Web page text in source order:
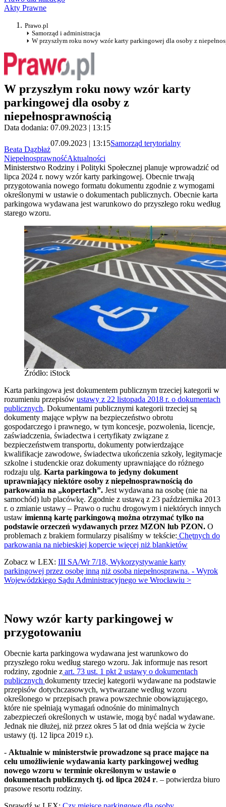
Akty Prawne
Prawo.pl
Samorząd i administracja
W przyszłym roku nowy wzór karty parkingowej dla osoby z
W przyszłym roku nowy wzór karty
parkingowej dla osoby z
niepełnosprawnością
Data dodania: 07.09.2023 | 13:15
Beata Dązbłaż
07.09.2023 | 13:15Samorząd terytorialny
NiepełnosprawnośćAktualności
Ministerstwo Rodziny i Polityki Społecznej planuje wprowadzić od
lipca 2024 r. nowy wzór karty parkingowej. Obecnie trwają
przygotowania nowego formatu dokumentu zgodnie z wymogami
określonymi w ustawie o dokumentach publicznych. Obecnie karta
parkingowa wydawana jest warunkowo do przyszłego roku według
starego wzoru.
Źródło: iStock
Karta parkingowa jest dokumentem publicznym trzeciej kategorii w
rozumieniu przepisów ustawy z 22 listopada 2018 r. o dokumentach
publicznych. Dokumentami publicznymi kategorii trzeciej są
dokumenty mające wpływ na bezpieczeństwo obrotu
gospodarczego i prawnego, w tym koncesje, pozwolenia, licencje,
zaświadczenia, świadectwa i certyfikaty związane z
bezpieczeństwem transportu, dokumenty potwierdzające
kwalifikacje zawodowe, świadectwa ukończenia szkoły, legitymacje
szkolne i studenckie oraz dokumenty uprawniające do różnego
rodzaju ulg. Karta parkingowa to jedyny dokument
uprawniający niektóre osoby z niepełnosprawnością do
parkowania na „kopertach”. Jest wydawana na osobę (nie na
samochód) lub placówkę. Zgodnie z ustawą z 23 października 2013
r. o zmianie ustawy – Prawo o ruchu drogowym i niektórych innych
ustaw imienną kartę parkingową można otrzymać tylko na
podstawie orzeczeń wydawanych przez MZON lub PZON. O
problemach z brakiem formularzy pisaliśmy w tekście: Chętnych do
parkowania na niebieskiej kopercie więcej niż blankietów
Zobacz w LEX: III SA/Wr 7/18, Wykorzystywanie karty
parkingowej przez osobę inną niż osoba niepełnosprawna. - Wyrok
Wojewódzkiego Sądu Administracyjnego we Wrocławiu >
Nowy wzór karty parkingowej w
przygotowaniu
Obecnie karta parkingowa wydawana jest warunkowo do
przyszłego roku według starego wzoru. Jak informuje nas resort
rodziny, zgodnie z art. 73 ust. 1 pkt 2 ustawy o dokumentach
publicznych dokumenty trzeciej kategorii wydawane na podstawie
przepisów dotychczasowych, wytwarzane według wzoru
określonego w przepisach prawa powszechnie obowiązującego,
które nie spełniają wymagań odnośnie do minimalnych
zabezpieczeń określonych w ustawie, mogą być nadal wydawane.
Jednak nie dłużej, niż przez okres 5 lat od dnia wejścia w życie
ustawy (tj. 12 lipca 2019 r.).
- Aktualnie w ministerstwie prowadzone są prace mające na
celu umożliwienie wydawania karty parkingowej według
nowego wzoru w terminie określonym w ustawie o
dokumentach publicznych tj. od lipca 2024 r. – potwierdza biuro
prasowe resortu rodziny.